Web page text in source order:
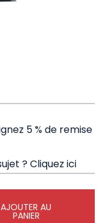
5 % de remise
?Cliquez ici
AJOUTER AU
PANIER